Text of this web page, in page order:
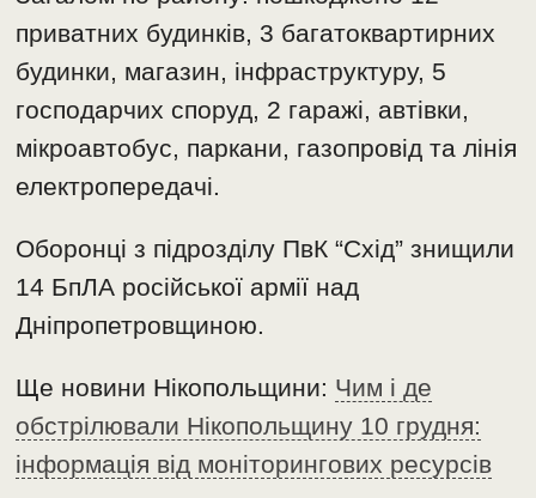
приватних будинків, 3 багатоквартирних
будинки, магазин, інфраструктуру, 5
господарчих споруд, 2 гаражі, автівки,
мікроавтобус, паркани, газопровід та лінія
електропередачі.
Оборонці з підрозділу ПвК “Схід” знищили
14 БпЛА російської армії над
Дніпропетровщиною.
Ще новини Нікопольщини: Чим і де
обстрілювали Нікопольщину 10 грудня:
інформація від моніторингових ресурсів